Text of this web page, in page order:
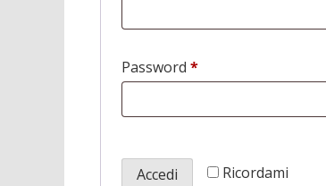
Password *Richiesto
Ricordami
Accedi